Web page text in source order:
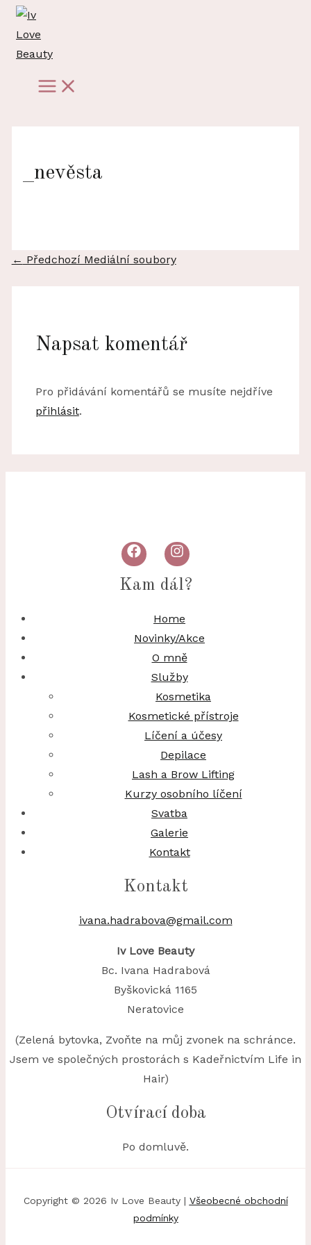
Přeskočit
na
obsah
Main
Menu
_nevěsta
Navigace
← Předchozí Mediální soubory
Napsat komentář
Pro přidávání komentářů se musíte nejdříve
přihlásit.
Kam dál?
Home
Novinky/Akce
O mně
Služby
Kosmetika
Kosmetické přístroje
Líčení a účesy
Depilace
Lash a Brow Lifting
Kurzy osobního líčení
Svatba
Galerie
Kontakt
Kontakt
ivana.hadrabova@gmail.com
Iv Love Beauty
Bc. Ivana Hadrabová
Byškovická 1165
Neratovice
(Zelená bytovka, Zvoňte na můj zvonek na schránce.
Jsem ve společných prostorách s Kadeřnictvím Life in
Hair)
Otvírací doba
Po domluvě.
Copyright © 2026 Iv Love Beauty | Všeobecné obchodní
podmínky